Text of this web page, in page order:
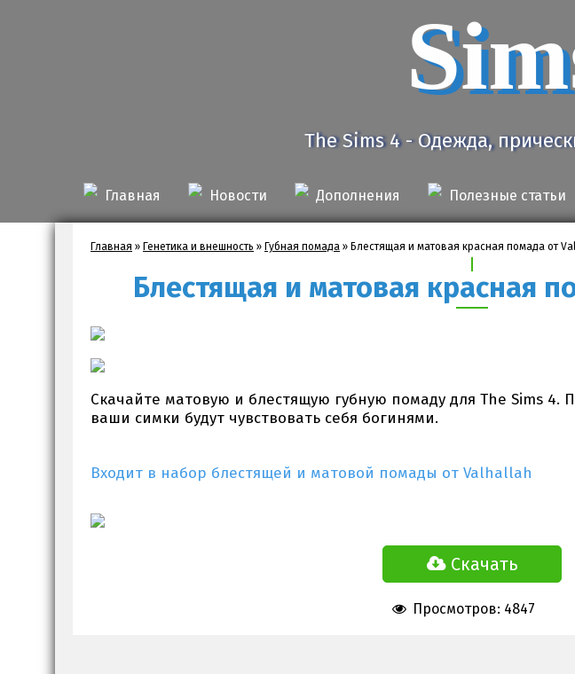
The Sims 4 - Одежда,
Главная Новости Дополнения Полезные статьи
Главная » Генетика и внешность » Губная помада » Блестящая и матовая красная помада от
Блестящая и матовая красная
Скачайте матовую и блестящую губную помаду для The Sims 4.
ваши симки будут чувствовать себя богинями.
Входит в набор блестящей и матовой помады от Valhallah
Скачать
Просмотров: 4847